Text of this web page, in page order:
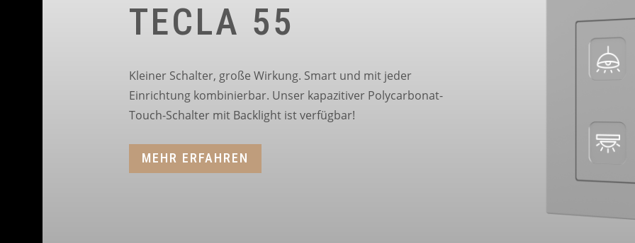
TECLA 55
Kleiner Schalter, große Wirkung. Smart und mit jeder
Einrichtung kombinierbar. Unser kapazitiver Polycarbonat-
Touch-Schalter mit Backlight ist verfügbar!
MEHR ERFAHREN